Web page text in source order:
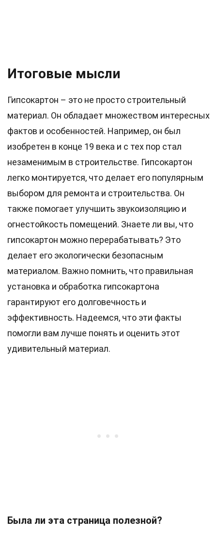
Итоговые мысли
Гипсокартон – это не просто строительный
материал. Он обладает множеством интересных
фактов и особенностей. Например, он был
изобретен в конце 19 века и с тех пор стал
незаменимым в строительстве. Гипсокартон
легко монтируется, что делает его популярным
выбором для ремонта и строительства. Он
также помогает улучшить звукоизоляцию и
огнестойкость помещений. Знаете ли вы, что
гипсокартон можно перерабатывать? Это
делает его экологически безопасным
материалом. Важно помнить, что правильная
установка и обработка гипсокартона
гарантируют его долговечность и
эффективность. Надеемся, что эти факты
помогли вам лучше понять и оценить этот
удивительный материал.
Была ли эта страница полезной?